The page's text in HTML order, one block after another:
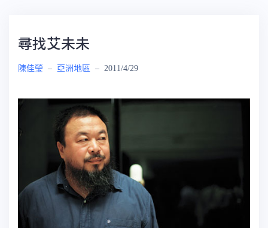
尋找艾未未
陳佳瑩 – 亞洲地區 – 2011/4/29